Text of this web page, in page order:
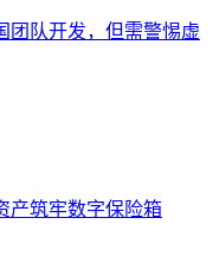
团队开发，但需警惕虚
产筑牢数字保险箱